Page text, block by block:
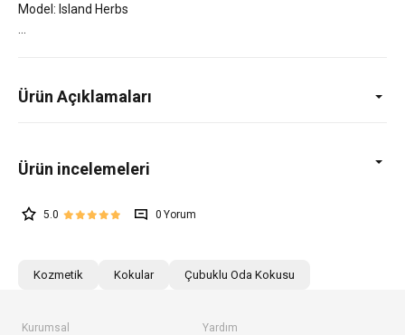
Model: Island Herbs
Ürün Açıklamaları
5.0 0
Kozmetik Kokular Çubuklu Oda Kokusu
Kurumsal Yardım